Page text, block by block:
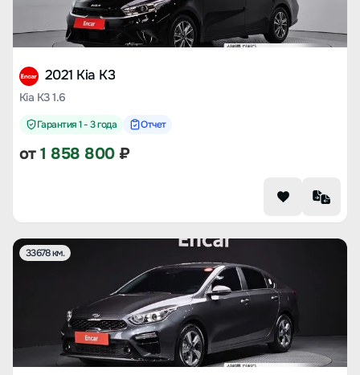
2021 Kia K3
Kia K3 1.6
Гарантия 1 - 3 года Отчет
от1 858 800₽
33678 км.